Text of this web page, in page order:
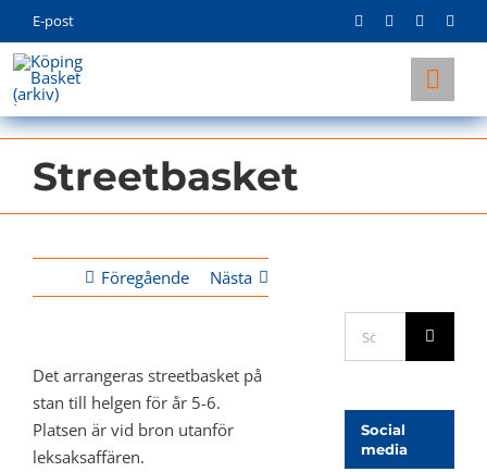
to
content
E-post
KLUBBEN
LAG
Streetbasket
Föregående Nästa
Det arrangeras streetbasket på
stan till helgen för år 5-6.
Platsen är vid bron utanför
leksaksaffären.
Social
media